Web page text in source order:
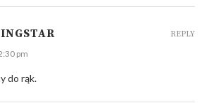
pm
do rąk.
REPLY